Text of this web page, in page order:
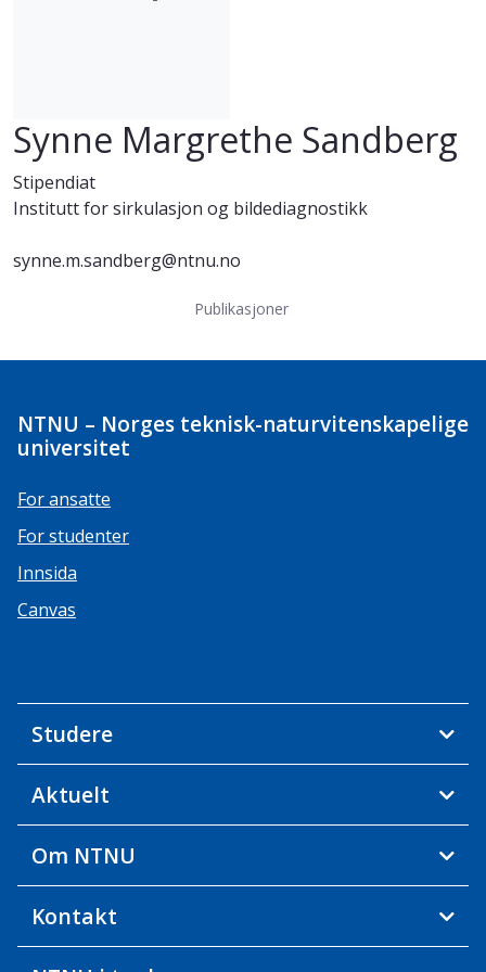
Synne Margrethe Sandberg
Stipendiat
Institutt for sirkulasjon og bildediagnostikk
synne.m.sandberg@ntnu.no
Publikasjoner
NTNU – Norges teknisk-naturvitenskapelige
universitet
For ansatte
For studenter
Innsida
Canvas
Studere
Aktuelt
Om NTNU
Kontakt